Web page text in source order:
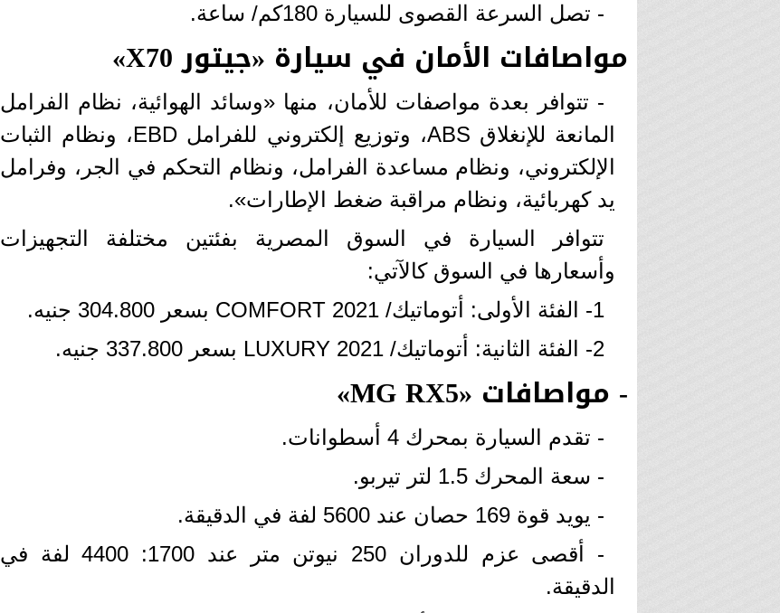
- تصل السرعة القصوى للسيارة 180كم/ ساعة.
مواصافات الأمان في سيارة «جيتور X70»
- تتوافر بعدة مواصفات للأمان، منها «وسائد الهوائية، نظام الفرامل
المانعة للإنغلاق ABS، وتوزيع إلكتروني للفرامل EBD، ونظام الثبات
الإلكتروني، ونظام مساعدة الفرامل، ونظام التحكم في الجر، وفرامل
يد كهربائية، ونظام مراقبة ضغط الإطارات».
تتوافر السيارة في السوق المصرية بفئتين مختلفة التجهيزات
وأسعارها في السوق كالآتي:
1- الفئة الأولى: أتوماتيك/ COMFORT 2021 بسعر 304.800 جنيه.
2- الفئة الثانية: أتوماتيك/ LUXURY 2021 بسعر 337.800 جنيه.
- مواصافات «MG RX5»
- تقدم السيارة بمحرك 4 أسطوانات.
- سعة المحرك 1.5 لتر تيربو.
- يويد قوة 169 حصان عند 5600 لفة في الدقيقة.
- أقصى عزم للدوران 250 نيوتن متر عند 1700: 4400 لفة في
الدقيقة.